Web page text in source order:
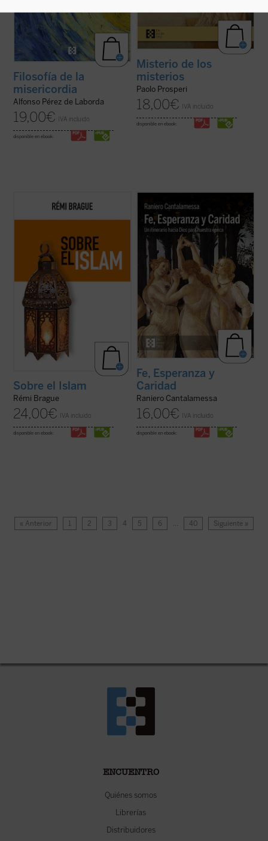
Filosofía de la
misericordia
Alfonso Pérez de Laborda
19,00€ IVA incluido
disponible en ebook:
Misterio de los
misterios
Paolo Prosperi
18,00€ IVA incluido
disponible en ebook:
El Islam es objeto de interminables
controversias y mucha confusión. Pero,
civilización? Rémi Brague vuelve sobre
estas cuestiones ...
(ver ficha)
Sobre el Islam
Rémi Brague
24,00€ IVA incluido
disponible en ebook:
a los lectores en un viaje hacia la
comprensión de las virtudes teologales: Fe,
Esperanza y Caridad, con la certeza de que
no hay ningún contenido de la fe, por
elevado que sea, que no pueda hacerse ...
(ver ficha)
Fe, Esperanza y
Caridad
Raniero Cantalamessa
16,00€ IVA incluido
disponible en ebook:
« Anterior 1 2 3 4 5 6 … 40 Siguiente »
ENCUENTRO
Quiénes somos
Librerías
Distribuidores